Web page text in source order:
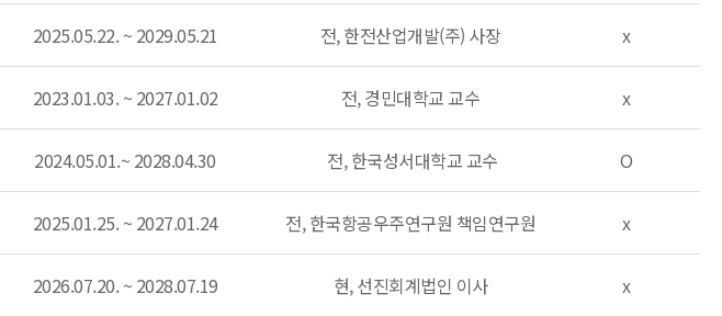
2025.05.22. ~ 2029.05.21 전, 한전산업개발(주) 사장 x
2023.01.03. ~ 2027.01.02 전, 경민대학교 교수 x
2024.05.01.~ 2028.04.30 전, 한국성서대학교 교수 O
2025.01.25. ~ 2027.01.24 전, 한국항공우주연구원 책임연구원 x
2026.07.20. ~ 2028.07.19 현, 선진회계법인 이사 x